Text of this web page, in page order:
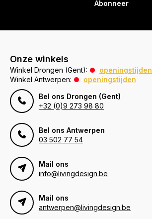
Abonneer
Onze winkels
Winkel Drongen (Gent):
openingstijden
Winkel Antwerpen:
openingstijden
Bel ons Drongen (Gent)
+32 (0)9 273 98 80
Bel ons Antwerpen
03 502 77 54
Mail ons
info@livingdesign.be
Mail ons
antwerpen@livingdesign.be